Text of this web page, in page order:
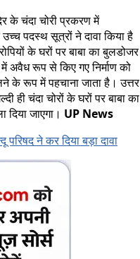
के चंदा चोरी प्रकरण में
पदस्थ सूत्रों ने दावा किया है
के घरों पर बाबा का बुलडोजर
अवैध रूप से किए गए निर्माण को
के रूप में पहचाना जाता है। उत्तर
ही चंदा चोरों के घरों पर बाबा का
जाएगा। UP News
परिषद ने कर दिया बड़ा दावा